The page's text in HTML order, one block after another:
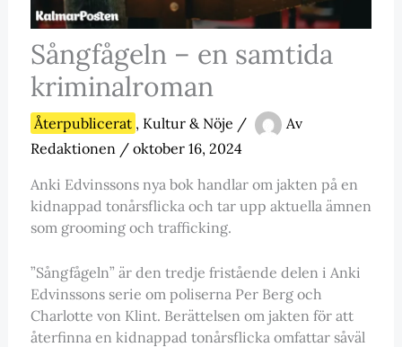
Sångfågeln – en samtida
kriminalroman
Återpublicerat , Kultur & Nöje /
Av
Redaktionen / oktober 16, 2024
Anki Edvinssons nya bok handlar om jakten på en
kidnappad tonårsflicka och tar upp aktuella ämnen
som grooming och trafficking.
”Sångfågeln” är den tredje fristående delen i Anki
Edvinssons serie om poliserna Per Berg och
Charlotte von Klint. Berättelsen om jakten för att
återfinna en kidnappad tonårsflicka omfattar såväl